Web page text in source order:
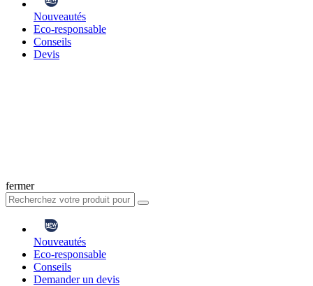
Nouveautés
Eco-responsable
Conseils
Devis
fermer
Nouveautés
Eco-responsable
Conseils
Demander un devis